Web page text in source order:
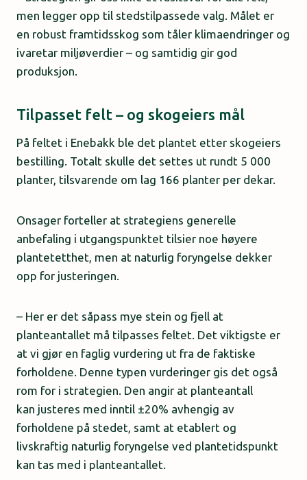
men legger opp til stedstilpassede valg. Målet er
en robust framtidsskog som tåler klimaendringer og
ivaretar miljøverdier – og samtidig gir god
produksjon.
Tilpasset felt – og skogeiers mål
På feltet i Enebakk ble det plantet etter skogeiers
bestilling. Totalt skulle det settes ut rundt 5 000
planter, tilsvarende om lag 166 planter per dekar.
Onsager forteller at strategiens generelle
anbefaling i utgangspunktet tilsier noe høyere
plantetetthet, men at naturlig foryngelse dekker
opp for justeringen.
– Her er det såpass mye stein og fjell at
planteantallet må tilpasses feltet. Det viktigste er
at vi gjør en faglig vurdering ut fra de faktiske
forholdene. Denne typen vurderinger gis det også
rom for i strategien. Den angir at planteantall
kan justeres med inntil ±20% avhengig av
forholdene på stedet, samt at etablert og
livskraftig naturlig foryngelse ved plantetidspunkt
kan tas med i planteantallet.